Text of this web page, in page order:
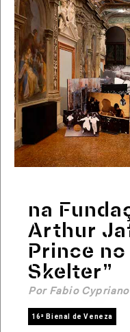
na
Arthur
Prince
Skelter”
Por Fabio Cypriano
16ª Bienal de Veneza